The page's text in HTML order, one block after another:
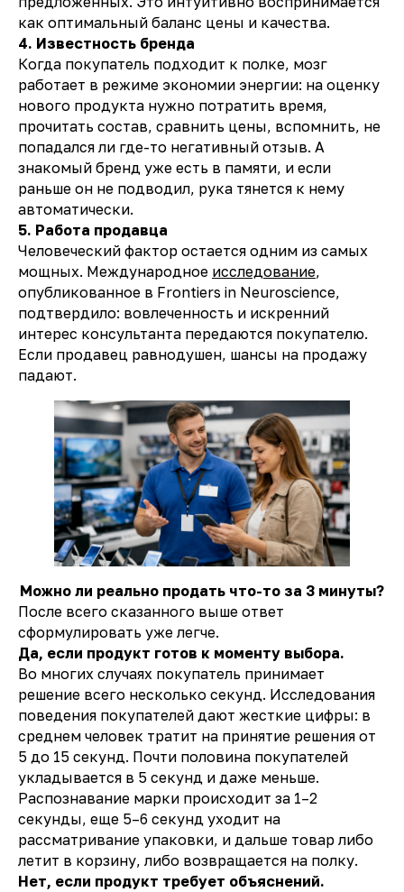
как оптимальный баланс цены и качества.
4. Известность бренда
Когда покупатель подходит к полке, мозг
работает в режиме экономии энергии: на оценку
нового продукта нужно потратить время,
прочитать состав, сравнить цены, вспомнить, не
попадался ли где-то негативный отзыв. А
знакомый бренд уже есть в памяти, и если
раньше он не подводил, рука тянется к нему
автоматически.
5. Работа продавца
Человеческий фактор остается одним из самых
мощных. Международное исследование,
опубликованное в Frontiers in Neuroscience,
подтвердило: вовлеченность и искренний
интерес консультанта передаются покупателю.
Если продавец равнодушен, шансы на продажу
падают.
Можно ли реально продать что-то за 3 минуты?
После всего сказанного выше ответ
сформулировать уже легче.
Да, если продукт готов к моменту выбора.
Во многих случаях покупатель принимает
решение всего несколько секунд. Исследования
поведения покупателей дают жесткие цифры: в
среднем человек тратит на принятие решения от
5 до 15 секунд. Почти половина покупателей
укладывается в 5 секунд и даже меньше.
Распознавание марки происходит за 1–2
секунды, еще 5–6 секунд уходит на
рассматривание упаковки, и дальше товар либо
летит в корзину, либо возвращается на полку.
Нет, если продукт требует объяснений.